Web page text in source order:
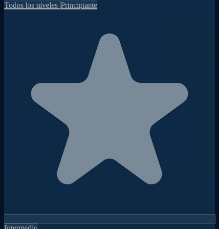
Todos los niveles Principiante